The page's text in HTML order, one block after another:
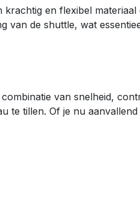
krachtig en flexibel materiaal
van de shuttle, wat
van snelheid,
te tillen. Of je nu